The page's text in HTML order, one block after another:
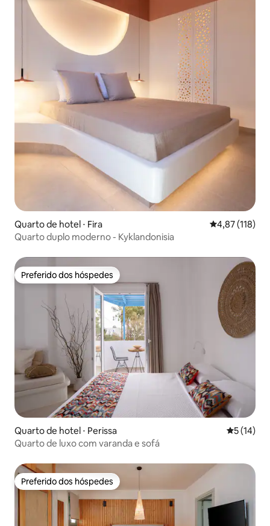
Quarto de hotel ⋅ Fira 4,87 de uma
4,87 (118)
Quarto duplo moderno - Kyklandonisia
Preferido dos hóspedes
Preferido dos hóspedes
Quarto de hotel ⋅ Perissa 5 de uma
5 (14)
Quarto de luxo com varanda e sofá
Preferido dos hóspedes
Preferido dos hóspedes